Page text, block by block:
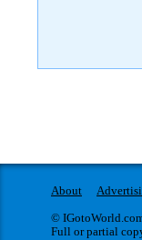
About
©
Full or partial